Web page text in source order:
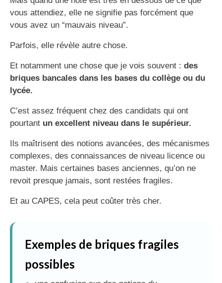
vous attendiez, elle ne signifie pas forcément que
vous avez un “mauvais niveau”.
Parfois, elle révèle autre chose.
Et notamment une chose que je vois souvent : des
briques bancales dans les bases du collège ou du
lycée.
C’est assez fréquent chez des candidats qui ont
pourtant un excellent niveau dans le supérieur.
Ils maîtrisent des notions avancées, des mécanismes
complexes, des connaissances de niveau licence ou
master. Mais certaines bases anciennes, qu’on ne
revoit presque jamais, sont restées fragiles.
Et au CAPES, cela peut coûter très cher.
Exemples de briques fragiles
possibles